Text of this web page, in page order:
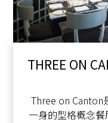
THREE ON
Three on Canton
一身的型格概念